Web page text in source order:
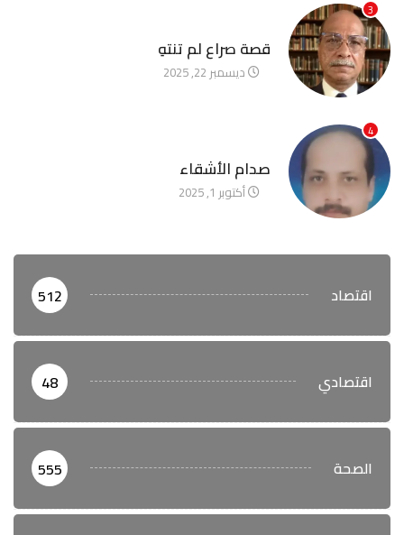
3
قصة صراع لم تنتهِ
ديسمبر 22, 2025
4
صدام الأشقاء
أكتوبر 1, 2025
اقتصاد 512
اقتصادي 48
الصحة 555